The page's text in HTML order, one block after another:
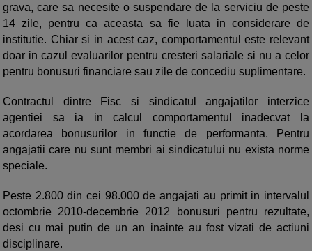
grava, care sa necesite o suspendare de la serviciu de peste
14 zile, pentru ca aceasta sa fie luata in considerare de
institutie. Chiar si in acest caz, comportamentul este relevant
doar in cazul evaluarilor pentru cresteri salariale si nu a celor
pentru bonusuri financiare sau zile de concediu suplimentare.
Contractul dintre Fisc si sindicatul angajatilor interzice
agentiei sa ia in calcul comportamentul inadecvat la
acordarea bonusurilor in functie de performanta. Pentru
angajatii care nu sunt membri ai sindicatului nu exista norme
speciale.
Peste 2.800 din cei 98.000 de angajati au primit in intervalul
octombrie 2010-decembrie 2012 bonusuri pentru rezultate,
desi cu mai putin de un an inainte au fost vizati de actiuni
disciplinare.